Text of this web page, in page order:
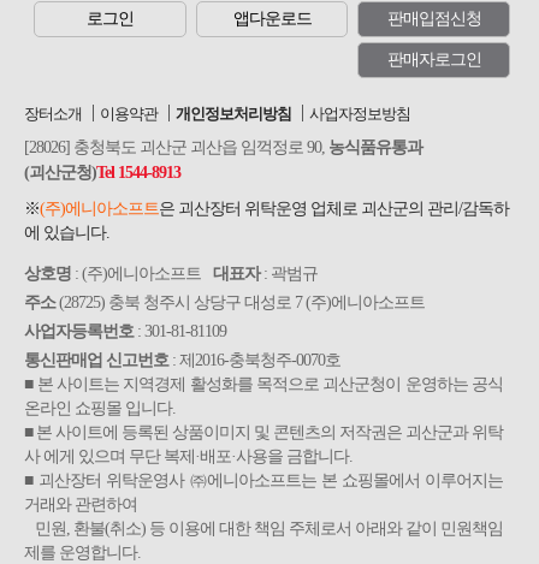
로그인 앱다운로드 판매입점신청
판매자로그인
장터소개 이용약관 개인정보처리방침
사업자정보방침
[28026] 충청북도 괴산군 괴산읍 임꺽정로 90, 농식품유통과
(괴산군청)Tel 1544-8913
※(주)에니아소프트은 괴산장터 위탁운영 업체로 괴산군의 관리/감독하
에 있습니다.
상호명 : (주)에니아소프트 대표자 : 곽범규
주소 (28725) 충북 청주시 상당구 대성로 7 (주)에니아소프트
사업자등록번호 : 301-81-81109
통신판매업 신고번호 : 제2016-충북청주-0070호
■ 본 사이트는 지역경제 활성화를 목적으로 괴산군청이 운영하는 공식
온라인 쇼핑몰 입니다.
■ 본 사이트에 등록된 상품이미지 및 콘텐츠의 저작권은 괴산군과 위탁
사 에게 있으며 무단 복제·배포·사용을 금합니다.
■ 괴산장터 위탁운영사 ㈜에니아소프트는 본 쇼핑몰에서 이루어지는
거래와 관련하여
민원, 환불(취소) 등 이용에 대한 책임 주체로서 아래와 같이 민원책임
제를 운영합니다.